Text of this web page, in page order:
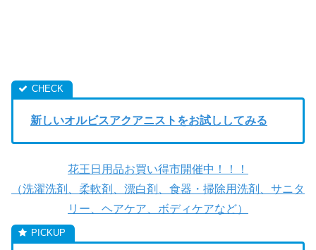
新しいオルビスアクアニストをお試ししてみる
花王日用品お買い得市開催中！！！
（洗濯洗剤、柔軟剤、漂白剤、食器・掃除用洗剤、サニタ
リー、ヘアケア、ボディケアなど）